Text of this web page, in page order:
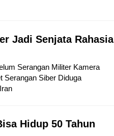
Jadi Senjata Rahasia
Serangan Militer Kamera
Serangan Siber Diduga
Hidup 50 Tahun